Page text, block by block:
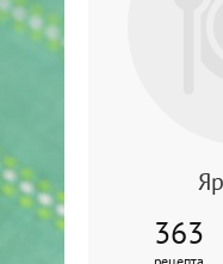
Сметанные
363